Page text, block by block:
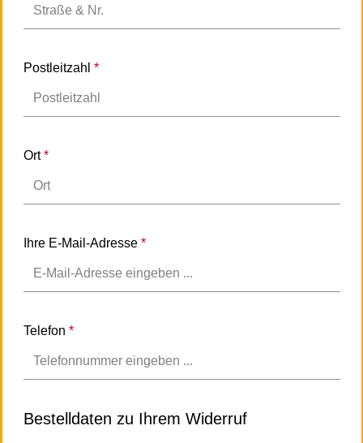
Postleitzahl *
Ort*
Ihre E-Mail-Adresse *
Telefon *
Bestelldaten zu Ihrem Widerruf